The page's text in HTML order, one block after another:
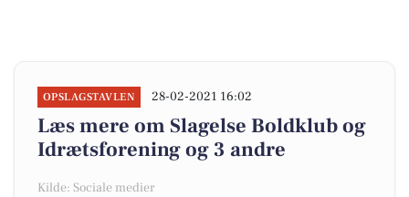
OPSLAGSTAVLEN 28-02-2021 16:02
Læs mere om Slagelse Boldklub og
Idrætsforening og 3 andre
Kilde: Sociale medier